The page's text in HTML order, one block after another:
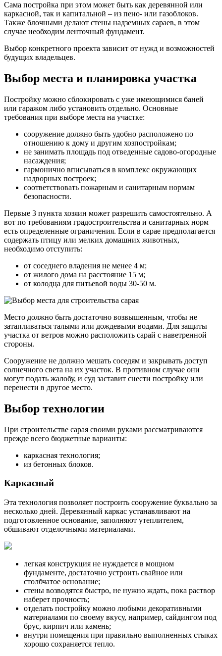
Сама постройка при этом может быть как деревянной или
каркасной, так и капитальной – из пено- или газоблоков.
Также блочными делают стены надземных сараев, в этом
случае необходим ленточный фундамент.
Выбор конкретного проекта зависит от нужд и возможностей
будущих владельцев.
Выбор места и планировка участка
Постройку можно сблокировать с уже имеющимися баней
или гаражом либо установить отдельно. Основные
требования при выборе места на участке:
сооружение должно быть удобно расположено по
отношению к дому и другим хозпостройкам;
не занимать площадь под отведенные садово-огородные
насаждения;
гармонично вписываться в комплекс окружающих
надворных построек;
соответствовать пожарным и санитарным нормам
безопасности.
Первые 3 пункта хозяин может разрешить самостоятельно. А
вот по требованиям градостроительства и санитарных норм
есть определенные ограничения. Если в сарае предполагается
содержать птицу или мелких домашних животных,
необходимо отступить:
от соседнего владения не менее 4 м;
от жилого дома на расстояние 15 м;
от колодца для питьевой воды 30-50 м.
Место должно быть достаточно возвышенным, чтобы не
затапливаться талыми или дождевыми водами. Для защиты
участка от ветров можно расположить сарай с наветренной
стороны.
Сооружение не должно мешать соседям и закрывать доступ
солнечного света на их участок. В противном случае они
могут подать жалобу, и суд заставит снести постройку или
перенести в другое место.
Выбор технологии
При строительстве сарая своими руками рассматриваются
прежде всего бюджетные варианты:
каркасная технология;
из бетонных блоков.
Каркасный
Эта технология позволяет построить сооружение буквально за
несколько дней. Деревянный каркас устанавливают на
подготовленное основание, заполняют утеплителем,
обшивают отделочными материалами.
легкая конструкция не нуждается в мощном
фундаменте, достаточно устроить свайное или
столбчатое основание;
стены возводятся быстро, не нужно ждать, пока раствор
наберет прочность;
отделать постройку можно любыми декоративными
материалами по своему вкусу, например, сайдингом под
брус, кирпич или камень;
внутри помещения при правильно выполненных стыках
хорошо сохраняется тепло.